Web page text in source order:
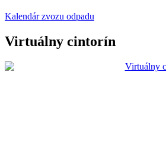
Kalendár zvozu odpadu
Virtuálny cintorín